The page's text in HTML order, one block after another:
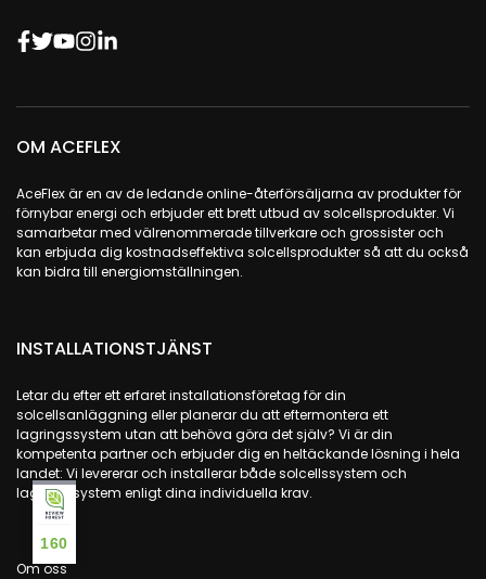
OM ACEFLEX
AceFlex är en av de ledande online-återförsäljarna av produkter för
förnybar energi och erbjuder ett brett utbud av solcellsprodukter. Vi
samarbetar med välrenommerade tillverkare och grossister och
kan erbjuda dig kostnadseffektiva solcellsprodukter så att du också
kan bidra till energiomställningen.
INSTALLATIONSTJÄNST
Letar du efter ett erfaret installationsföretag för din
solcellsanläggning eller planerar du att eftermontera ett
lagringssystem utan att behöva göra det själv? Vi är din
kompetenta partner och erbjuder dig en heltäckande lösning i hela
landet: Vi levererar och installerar både solcellssystem och
lagringssystem enligt dina individuella krav.
Om oss
160